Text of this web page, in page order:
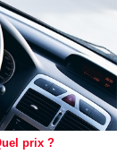
prix ?